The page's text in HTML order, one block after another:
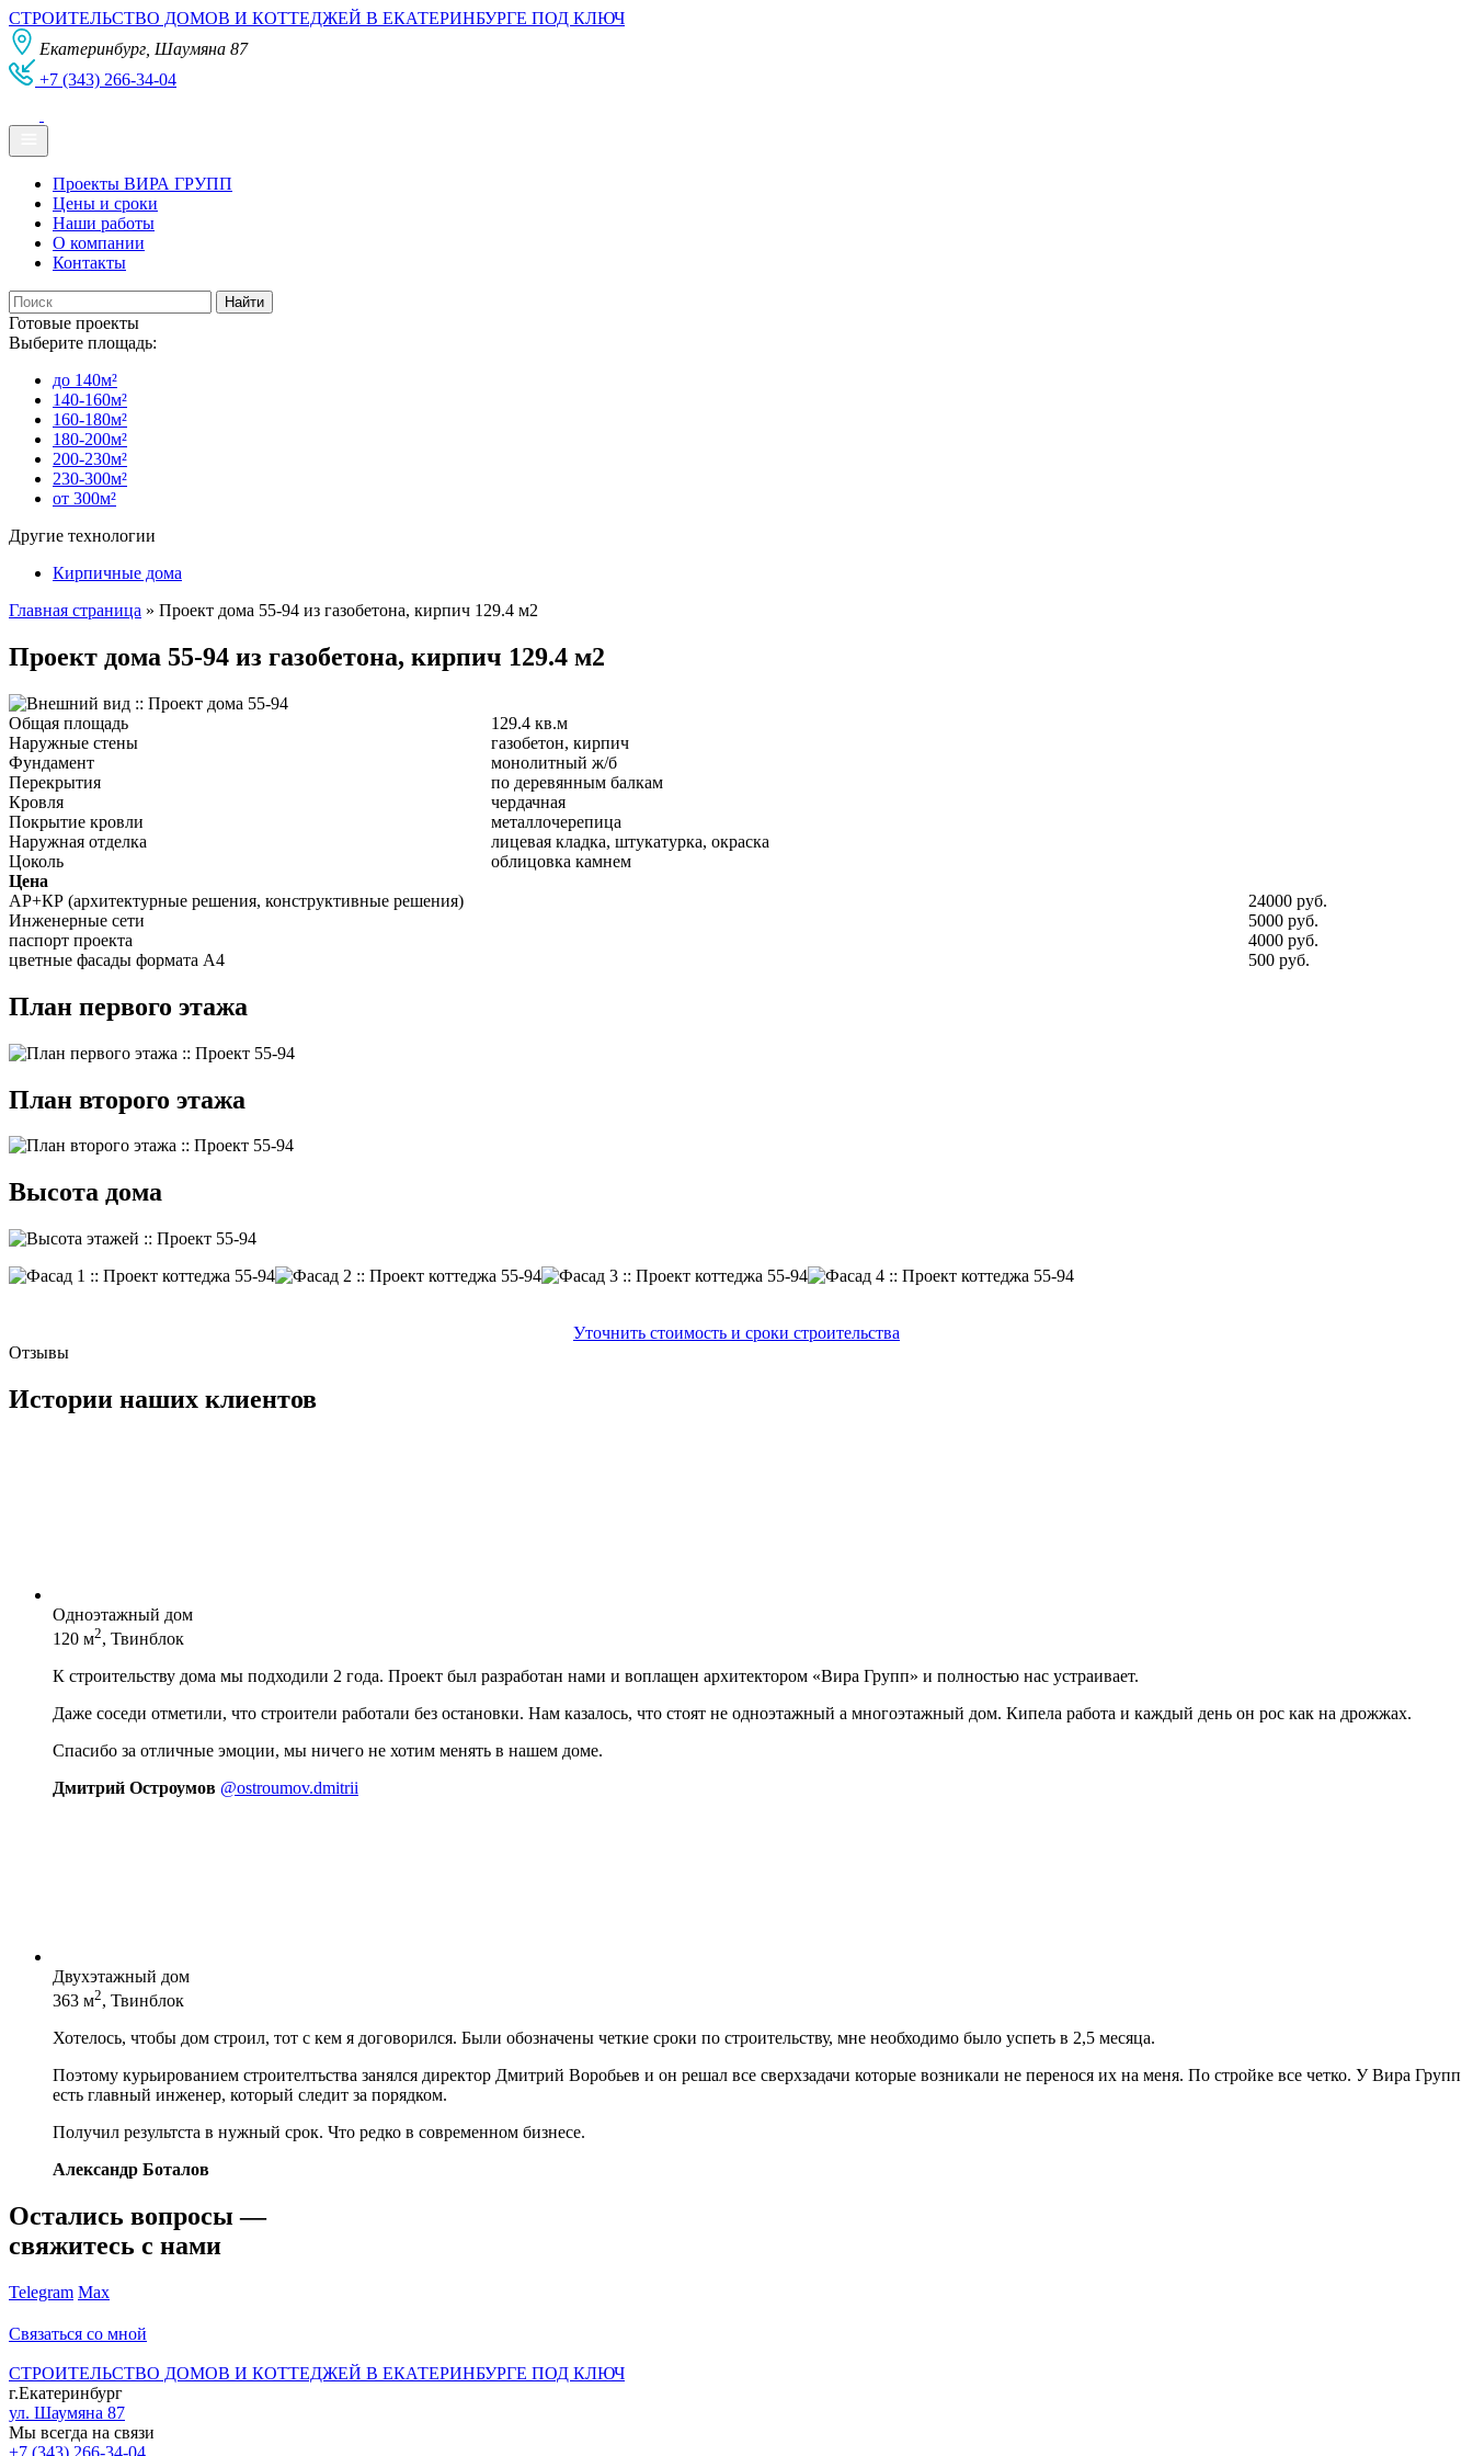
СТРОИТЕЛЬСТВО ДОМОВ И КОТТЕДЖЕЙ В ЕКАТЕРИНБУРГЕ ПОД КЛЮЧ
Екатеринбург, Шаумяна 87
+7 (343) 266-34-04
Проекты ВИРА ГРУПП
Цены и сроки
Наши работы
О компании
Контакты
Готовые проекты
Выберите площадь:
до 140м²
140-160м²
160-180м²
180-200м²
200-230м²
230-300м²
от 300м²
Другие технологии
Кирпичные дома
Главная страница » Проект дома 55-94 из газобетона, кирпич 129.4 м2
Проект дома 55-94 из газобетона, кирпич 129.4 м2
Общая площадь
129.4 кв.м
Наружные стены
газобетон, кирпич
Фундамент
монолитный ж/б
Перекрытия
по деревянным балкам
Кровля
чердачная
Покрытие кровли
металлочерепица
Наружная отделка
лицевая кладка, штукатурка, окраска
Цоколь
облицовка камнем
Цена
АР+КР (архитектурные решения, конструктивные решения)
24000 руб.
Инженерные сети
5000 руб.
паспорт проекта
4000 руб.
цветные фасады формата А4
500 руб.
План первого этажа
План второго этажа
Высота дома
Уточнить стоимость и сроки строительства
Отзывы
Истории наших клиентов
Одноэтажный дом
120 м2, Твинблок
К строительству дома мы подходили 2 года. Проект был разработан нами и воплащен архитектором «Вира Групп» и полностью нас устраивает.
Даже соседи отметили, что строители работали без остановки. Нам казалось, что стоят не одноэтажный а многоэтажный дом. Кипела работа и каждый день он рос как на дрожжах.
Спасибо за отличные эмоции, мы ничего не хотим менять в нашем доме.
Дмитрий Остроумов @ostroumov.dmitrii
Двухэтажный дом
363 м2, Твинблок
Хотелось, чтобы дом строил, тот с кем я договорился. Были обозначены четкие сроки по строительству, мне необходимо было успеть в 2,5 месяца.
Поэтому курьированием строителтьства занялся директор Дмитрий Воробьев и он решал все сверхзадачи которые возникали не перенося их на меня. По стройке все четко. У Вира Групп
есть главный инженер, который следит за порядком.
Получил результста в нужный срок. Что редко в современном бизнесе.
Александр Боталов
Остались вопросы —
свяжитесь с нами
Telegram Max
Связаться со мной
СТРОИТЕЛЬСТВО ДОМОВ И КОТТЕДЖЕЙ В ЕКАТЕРИНБУРГЕ ПОД КЛЮЧ
г.Екатеринбург
ул. Шаумяна 87
Мы всегда на связи
+7 (343) 266-34-04